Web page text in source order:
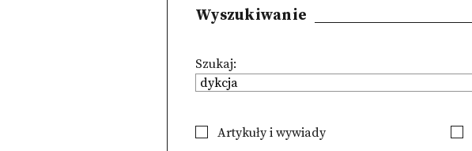
Wyszukiwanie
Szukaj:
Artykuły i wywiady